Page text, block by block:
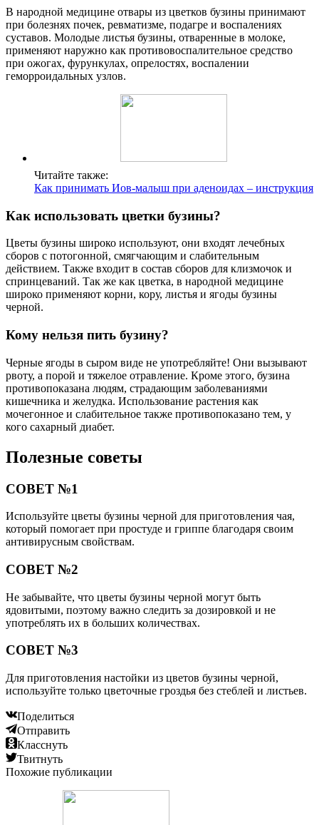
В народной медицине отвары из цветков бузины принимают
при болезнях почек, ревматизме, подагре и воспалениях
суставов. Молодые листья бузины, отваренные в молоке,
применяют наружно как противовоспалительное средство
при ожогах, фурункулах, опрелостях, воспалении
геморроидальных узлов.
Читайте также:
Как принимать Иов-малыш при аденоидах – инструкция
Как использовать цветки бузины?
Цветы бузины широко используют, они входят лечебных
сборов с потогонной, смягчающим и слабительным
действием. Также входит в состав сборов для клизмочок и
спринцеваний. Так же как цветка, в народной медицине
широко применяют корни, кору, листья и ягоды бузины
черной.
Кому нельзя пить бузину?
Черные ягоды в сыром виде не употребляйте! Они вызывают
рвоту, а порой и тяжелое отравление. Кроме этого, бузина
противопоказана людям, страдающим заболеваниями
кишечника и желудка. Использование растения как
мочегонное и слабительное также противопоказано тем, у
кого сахарный диабет.
Полезные советы
СОВЕТ №1
Используйте цветы бузины черной для приготовления чая,
который помогает при простуде и гриппе благодаря своим
антивирусным свойствам.
СОВЕТ №2
Не забывайте, что цветы бузины черной могут быть
ядовитыми, поэтому важно следить за дозировкой и не
употреблять их в больших количествах.
СОВЕТ №3
Для приготовления настойки из цветов бузины черной,
используйте только цветочные гроздья без стеблей и листьев.
Поделиться
Отправить
Класснуть
Твитнуть
Похожие публикации